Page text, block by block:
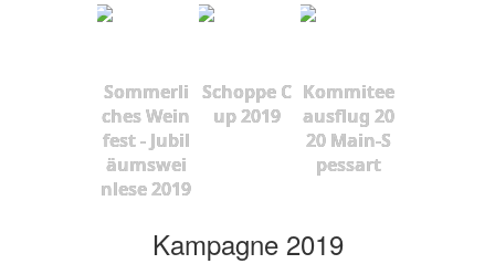
Sommerli
ches Wein
fest - Jubil
äumswei
nlese 2019
Schoppe C
up 2019
Kommitee
ausflug 20
20 Main-S
pessart
Kampagne 2019